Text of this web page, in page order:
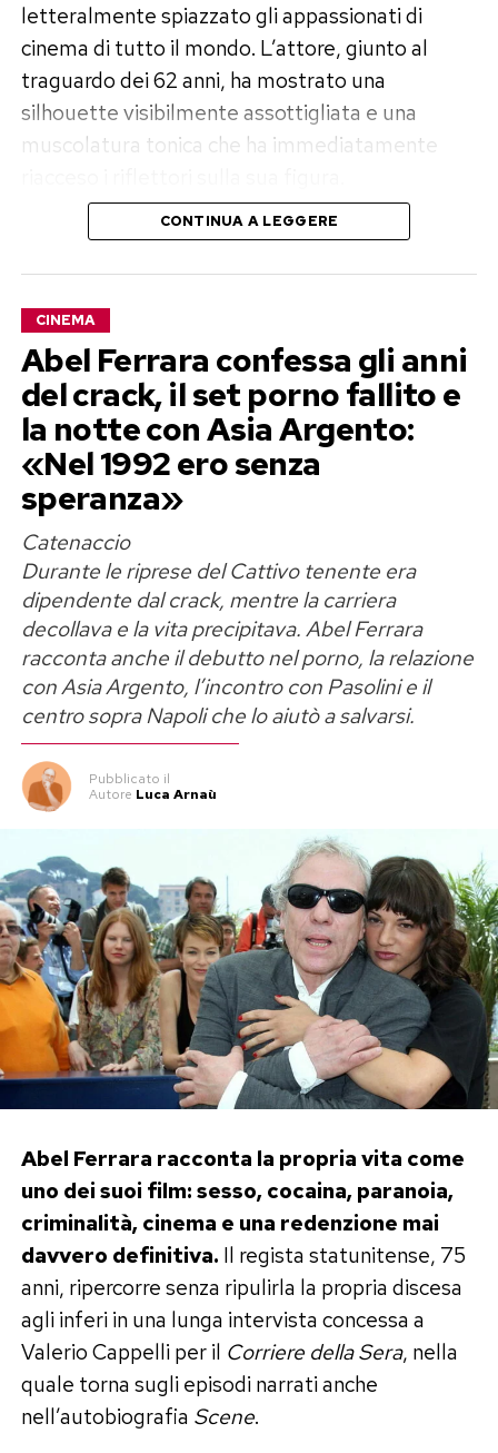
letteralmente spiazzato gli appassionati di
cinema di tutto il mondo. L’attore, giunto al
traguardo dei 62 anni, ha mostrato una
silhouette visibilmente assottigliata e una
muscolatura tonica che ha immediatamente
Un percorso di trasformazione
lontano dai riflettori
Il cambiamento non è arrivato dall’oggi al
domani. Chi segue da vicino la carriera
dell’artista sa bene quanto Crowe abbia sempre
vissuto il proprio corpo come uno strumento di
lavoro, pronto a prendere o perdere decine di
chili a seconda delle esigenze del copione. Dalle
calorie accumulate per pellicole come
veritàoUn’ottima annata , fino agli sforzi fisici
estremi richiesti dalle produzioni d’azione,
l’attore non si è mai tirato indietro di fronte alle
esigenze di scena.
Questa volta, però, la svolta sembra rispondere
a una motivazione strettamente personale.
Secondo quanto riportato da diverse testate di
settore e confermato dalle immagini scattate
durante i suoi recenti soggiorni estivi e gli
impegni musicali con la sua band, l’attore ha
intrapreso un programma di allenamento
rigoroso, abbinato a un regime alimentare
bilanciato. Il risultato è una forma fisica ritrovata
che ha stupito persino i dietologi dei VIP.
La reazione del pubblico e l’effetto
nostalgia sui social
Come prevedibile, la rete ha reagito con
un’ondata di entusiasmo travolgente. I
commenti sotto i post e le foto pubblicate dai
paparazzi si sono moltiplicati a ritmo di record,
con centinaia di migliaia di utenti pronti a
tracciare paragoni con il celebre ruolo di
Massimo Decimo Meridio. Tra memi irons,
messaggi di supporto e complimenti per la
costanza dimostrata, la trasformazione di
CONTINUA A LEGGERE
CINEMA
Abel Ferrara confessa gli anni
del crack, il set porno fallito e
la notte con Asia Argento:
«Nel 1992 ero senza
speranza»
Catenaccio
Durante le riprese del Cattivo tenente era
dipendente dal crack, mentre la carriera
decollava e la vita precipitava. Abel Ferrara
racconta anche il debutto nel porno, la relazione
con Asia Argento, l’incontro con Pasolini e il
centro sopra Napoli che lo aiutò a salvarsi.
Pubblicato il
Autore Luca Arnaù
Abel Ferrara racconta la propria vita come
uno dei suoi film: sesso, cocaina, paranoia,
criminalità, cinema e una redenzione mai
davvero definitiva. Il regista statunitense, 75
anni, ripercorre senza ripulirla la propria discesa
agli inferi in una lunga intervista concessa a
Valerio Cappelli per il Corriere della Sera, nella
quale torna sugli episodi narrati anche
nell’autobiografia Scene.